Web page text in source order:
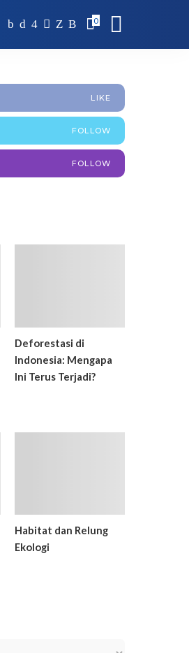
0
LIKE
FOLLOW
FOLLOW
Deforestasi di
Indonesia: Mengapa
Ini Terus Terjadi?
Habitat dan Relung
Ekologi